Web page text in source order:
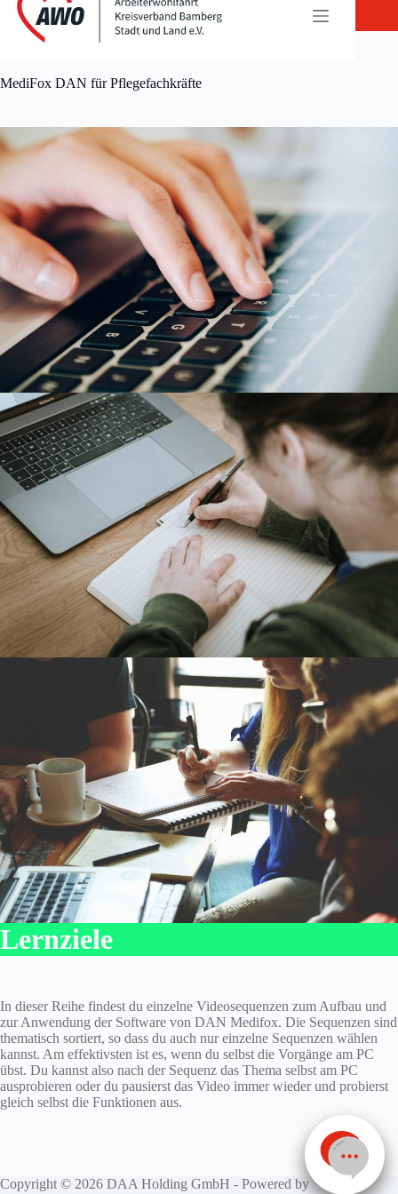
Zum
Inhalt
springen
MediFox DAN für Pflegefachkräfte
Lernziele
In dieser Reihe findest du einzelne Videosequenzen zum Aufbau und
zur Anwendung der Software von DAN Medifox. Die Sequenzen sind
thematisch sortiert, so dass du auch nur einzelne Sequenzen wählen
kannst. Am effektivsten ist es, wenn du selbst die Vorgänge am PC
übst. Du kannst also nach der Sequenz das Thema selbst am PC
ausprobieren oder du pausierst das Video immer wieder und probierst
gleich selbst die Funktionen aus.
Copyright © 2026 DAA Holding GmbH - Powered by